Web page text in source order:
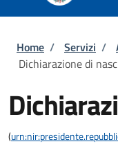
Briciole di
Home / Servizi /
Dichiarazione di
(